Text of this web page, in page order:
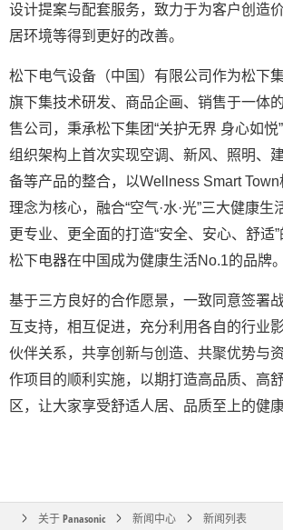
设计提案与配套服务，致力于为客户创造
居环境等得到更好的改善。
松下电气设备（中国）有限公司作为松下
旗下集技术研发、商品企画、销售于一体
售公司，秉承松下集团“关护无界 身心如悦
组织架构上首次实现空调、新风、照明、
备等产品的整合，以Wellness Smart
理念为核心，融合“空气·水·光”三大健康生
更专业、更全面的打造“安全、安心、舒适
松下电器在中国成为健康生活No.1的品牌。
基于三方良好的合作愿景，一致同意签署
互支持，相互促进，充分利用各自的行业
伙伴关系，共享创新与创造、共聚优势与
作项目的顺利实施，以期打造高品质、高
区，让大家享受舒适人居、品质至上的健
关于 Panasonic 新闻中心 新闻列表